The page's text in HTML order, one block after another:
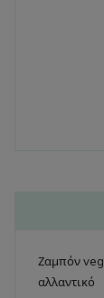
Ζαμπόν
αλλαντικό